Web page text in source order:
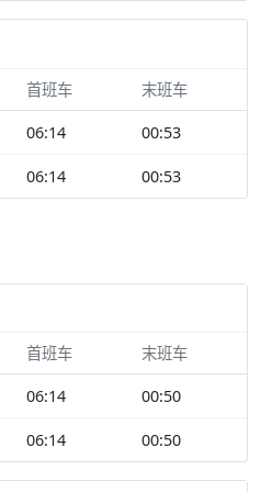
首班车 末班车
06:14 00:53
06:14 00:53
首班车 末班车
06:14 00:50
06:14 00:50